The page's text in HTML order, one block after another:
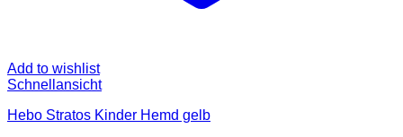
Add to wishlist
Schnellansicht
Hebo Stratos Kinder Hemd gelb